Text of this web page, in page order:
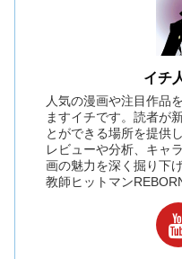
イチ
人気の漫画や注目作品
ますイチです。読者が
とができる場所を提供
レビューや分析、キャ
画の魅力を深く掘り下
教師ヒットマン